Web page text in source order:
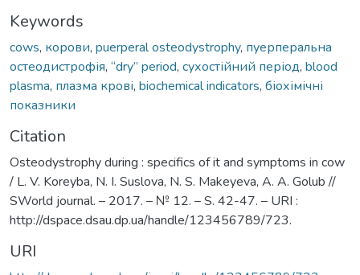
Keywords
cows, корови, puerperal osteodystrophy, пуерперальна
остеодистрофія, “dry” period, сухостійний період, blood
plasma, плазма крові, biochemical indicators, біохімічні
показники
Citation
Osteodystrophy during : specifics of it and symptoms in cow
/ L. V. Koreyba, N. I. Suslova, N. S. Makeyeva, A. A. Golub //
SWorld journal. – 2017. – № 12. – S. 42-47. – URI :
http://dspace.dsau.dp.ua/handle/123456789/723.
URI